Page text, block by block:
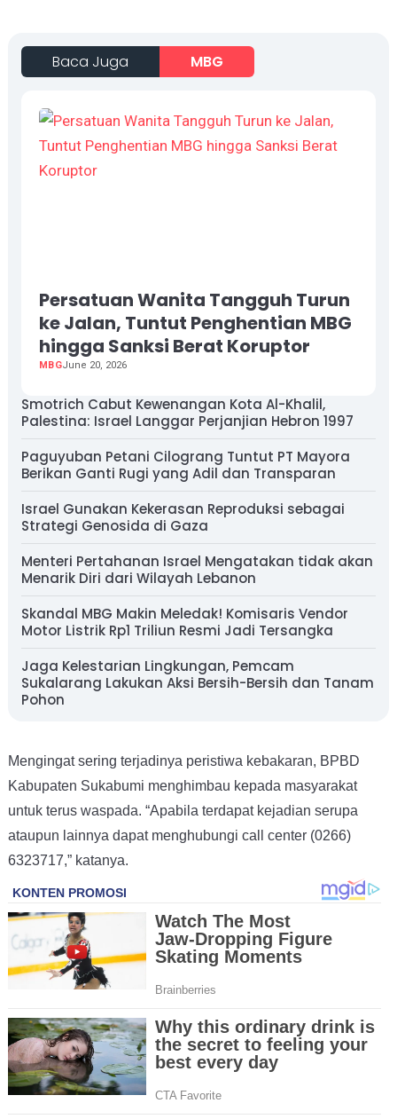
Baca Juga MBG
Persatuan Wanita Tangguh Turun
ke Jalan, Tuntut Penghentian MBG
hingga Sanksi Berat Koruptor
MBGJune 20, 2026
Smotrich Cabut Kewenangan Kota Al-Khalil,
Palestina: Israel Langgar Perjanjian Hebron 1997
Paguyuban Petani Cilograng Tuntut PT Mayora
Berikan Ganti Rugi yang Adil dan Transparan
Israel Gunakan Kekerasan Reproduksi sebagai
Strategi Genosida di Gaza
Menteri Pertahanan Israel Mengatakan tidak akan
Menarik Diri dari Wilayah Lebanon
Skandal MBG Makin Meledak! Komisaris Vendor
Motor Listrik Rp1 Triliun Resmi Jadi Tersangka
Jaga Kelestarian Lingkungan, Pemcam
Sukalarang Lakukan Aksi Bersih-Bersih dan Tanam
Pohon
Mengingat sering terjadinya peristiwa kebakaran, BPBD
Kabupaten Sukabumi menghimbau kepada masyarakat
untuk terus waspada. “Apabila terdapat kejadian serupa
ataupun lainnya dapat menghubungi call center (0266)
6323717,” katanya.